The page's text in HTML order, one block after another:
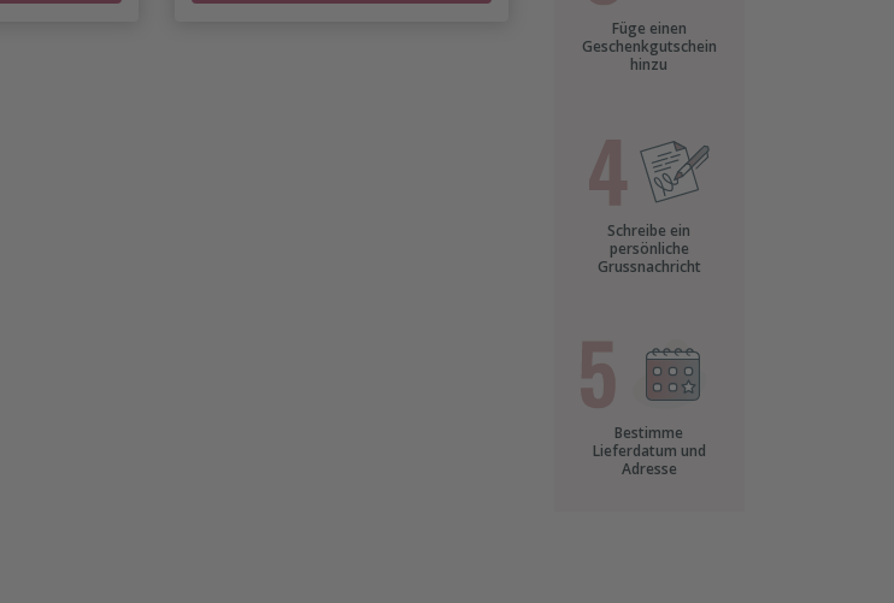
Füge einen
Geschenkgutschein
hinzu
Schreibe ein
persönliche
Grussnachricht
Bestimme
Lieferdatum und
Adresse